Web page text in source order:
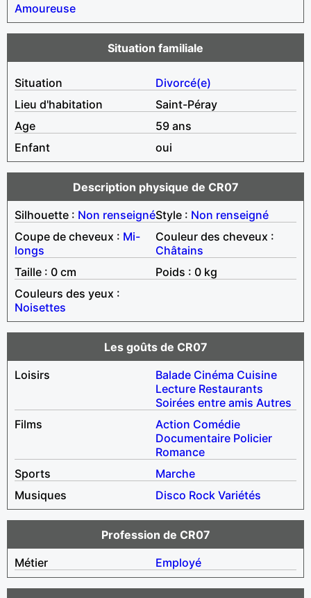
Amoureuse
Situation familiale
Situation
Divorcé(e)
Lieu d'habitation
Saint-Péray
Age
59 ans
Enfant
oui
Description physique de CR07
Silhouette : Non renseignéStyle : Non renseigné
Coupe de cheveux : Mi-
longs
Couleur des cheveux :
Châtains
Taille : 0 cm
Poids : 0 kg
Couleurs des yeux :
Noisettes
Les goûts de CR07
Loisirs
Balade Cinéma Cuisine
Lecture Restaurants
Soirées entre amis Autres
Films
Action Comédie
Documentaire Policier
Romance
Sports
Marche
Musiques
Disco Rock Variétés
Profession de CR07
Métier
Employé